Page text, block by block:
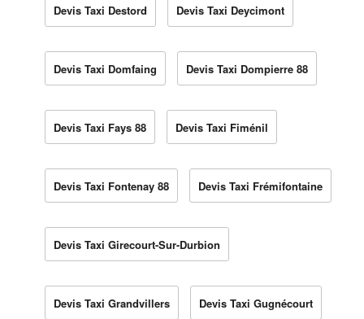
Devis Taxi Destord Devis Taxi Deycimont
Devis Taxi Domfaing Devis Taxi Dompierre 88
Devis Taxi Fays 88 Devis Taxi Fiménil
Devis Taxi Fontenay 88 Devis Taxi Frémifontaine
Devis Taxi Girecourt-Sur-Durbion
Devis Taxi Grandvillers Devis Taxi Gugnécourt